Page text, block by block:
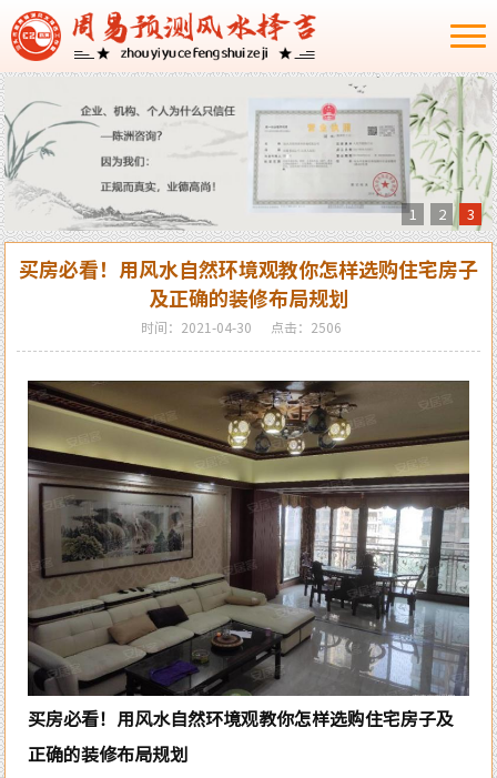
1 2 3
买房必看！用风水自然环境观教你怎样选购住宅房子
及正确的装修布局规划
时间：2021-04-30 点击：2506
买房必看！用风水自然环境观教你怎样选购住宅房子及
正确的装修布局规划